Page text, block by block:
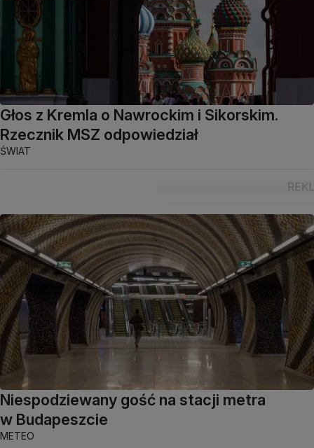
Głos z Kremla o Nawrockim i Sikorskim.
Rzecznik MSZ odpowiedział
ŚWIAT
Niespodziewany gość na stacji metra
w Budapeszcie
METEO